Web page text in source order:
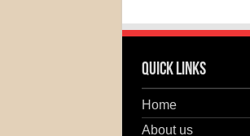
Quick Links
Home
About us